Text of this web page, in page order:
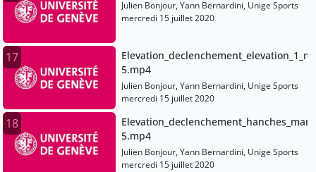
Julien Bonjour, Yann Bernardini, Unige Sports
mercredi 15 juillet 2020
17
5.mp4
Julien Bonjour, Yann Bernardini, Unige Sports
mercredi 15 juillet 2020
18
5.mp4
Julien Bonjour, Yann Bernardini, Unige Sports
mercredi 15 juillet 2020